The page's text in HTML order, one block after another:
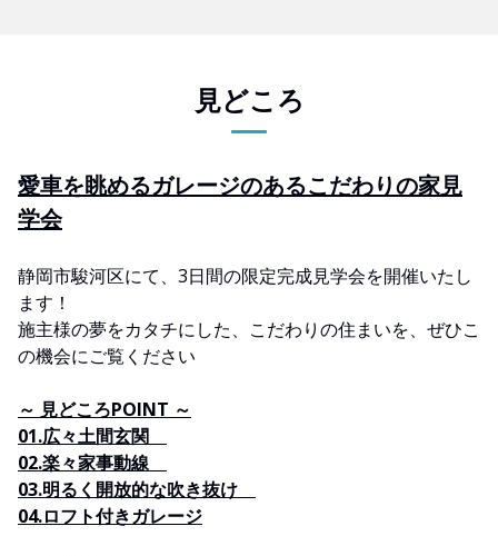
見どころ
愛車を眺めるガレージのあるこだわりの家見
学会
静岡市駿河区にて、3日間の限定完成見学会を開催いたし
ます！
施主様の夢をカタチにした、こだわりの住まいを、ぜひこ
の機会にご覧ください
～ 見どころPOINT ～
01.広々土間玄関
02.楽々家事動線
03.明るく開放的な吹き抜け
04.ロフト付きガレージ